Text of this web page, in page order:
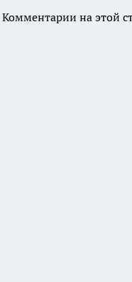
Комментарии на этой